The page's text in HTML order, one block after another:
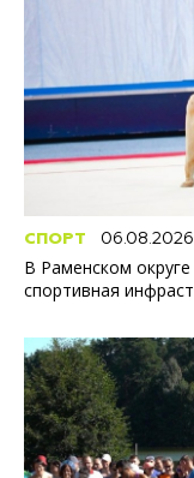
СПОРТ 06.08.2026
В Раменском
спортивная